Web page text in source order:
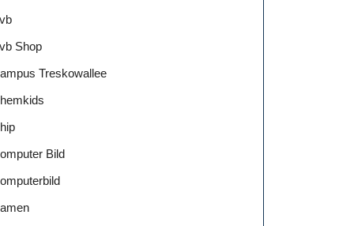
Shop
Treskowallee
Bild